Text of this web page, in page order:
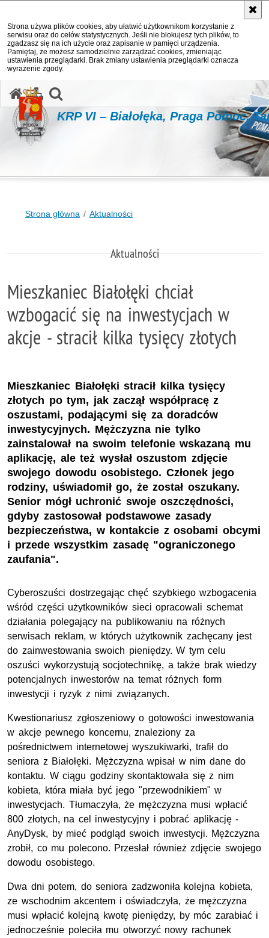
Strona używa plików cookies, aby ułatwić użytkownikom korzystanie z
serwisu oraz do celów statystycznych. Jeśli nie blokujesz tych plików, to
zgadzasz się na ich użycie oraz zapisanie w pamięci urządzenia.
Pamiętaj, że możesz samodzielnie zarządzać cookies, zmieniając
ustawienia przeglądarki. Brak zmiany ustawienia przeglądarki oznacza
wyrażenie zgody.
KRP VI – Białołęka, Praga Północ,
Strona główna Aktualności
Aktualności
Mieszkaniec Białołęki chciał
wzbogacić się na inwestycjach w
akcje - stracił kilka tysięcy złotych
Mieszkaniec Białołęki stracił kilka tysięcy
złotych po tym, jak zaczął współpracę z
oszustami, podającymi się za doradców
inwestycyjnych. Mężczyzna nie tylko
zainstalował na swoim telefonie wskazaną mu
aplikację, ale też wysłał oszustom zdjęcie
swojego dowodu osobistego. Członek jego
rodziny, uświadomił go, że został oszukany.
Senior mógł uchronić swoje oszczędności,
gdyby zastosował podstawowe zasady
bezpieczeństwa, w kontakcie z osobami obcymi
i przede wszystkim zasadę "ograniczonego
zaufania".
Cyberoszuści dostrzegając chęć szybkiego wzbogacenia
wśród części użytkowników sieci opracowali schemat
działania polegający na publikowaniu na różnych
serwisach reklam, w których użytkownik zachęcany jest
do zainwestowania swoich pieniędzy. W tym celu
oszuści wykorzystują socjotechnikę, a także brak wiedzy
potencjalnych inwestorów na temat różnych form
inwestycji i ryzyk z nimi związanych.
Kwestionariusz zgłoszeniowy o gotowości inwestowania
w akcje pewnego koncernu, znaleziony za
pośrednictwem internetowej wyszukiwarki, trafił do
seniora z Białołęki. Mężczyzna wpisał w nim dane do
kontaktu. W ciągu godziny skontaktowała się z nim
kobieta, która miała być jego "przewodnikiem" w
inwestycjach. Tłumaczyła, że mężczyzna musi wpłacić
800 złotych, na cel inwestycyjny i pobrać aplikację -
AnyDysk, by mieć podgląd swoich inwestycji. Mężczyzna
zrobił, co mu polecono. Przesłał również zdjęcie swojego
dowodu osobistego.
Dwa dni potem, do seniora zadzwoniła kolejna kobieta,
ze wschodnim akcentem i oświadczyła, że mężczyzna
musi wpłacić kolejną kwotę pieniędzy, by móc zarabiać i
jednocześnie poleciła mu otworzyć nowy rachunek